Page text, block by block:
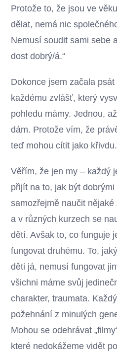
Protože to, že jsou ve
dělat, nemá nic
Nemusí soudit sami sebe
dost dobrý/á.“
Dokonce jsem začala
každému zvlášť, který
pohledu mámy. Jednou,
dám. Protože vím, že
teď mohou cítit jako křivdu.
Věřím, že jen my – každý
přijít na to, jak být
samozřejmě naučit nějaké
a v různých kurzech se
dětí. Avšak to, co funguje
fungovat druhému. To,
děti já, nemusí fungovat
všichni máme svůj
charakter, traumata.
požehnání z minulých
Mohou se odehrávat
které nedokážeme vidět